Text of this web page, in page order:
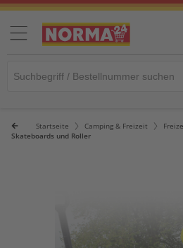
Startseite Camping & Freizeit
Skateboards und Roller